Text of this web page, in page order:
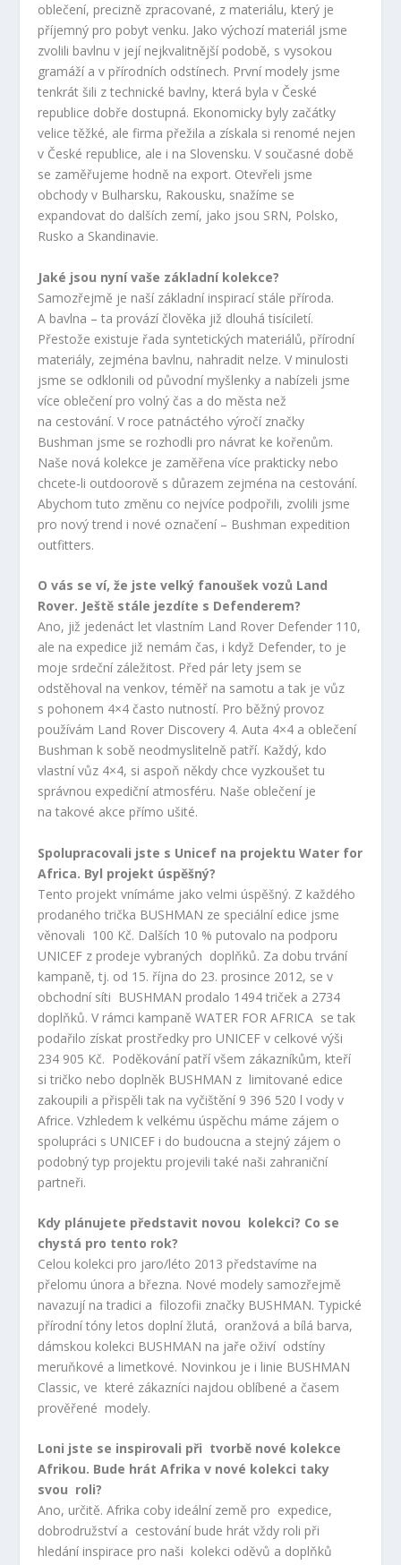
oblečení, precizně zpracované, z materiálu, který je
příjemný pro pobyt venku. Jako výchozí materiál jsme
zvolili bavlnu v její nejkvalitnější podobě, s vysokou
gramáží a v přírodních odstínech. První modely jsme
tenkrát šili z technické bavlny, která byla v České
republice dobře dostupná. Ekonomicky byly začátky
velice těžké, ale firma přežila a získala si renomé nejen
v České republice, ale i na Slovensku. V současné době
se zaměřujeme hodně na export. Otevřeli jsme
obchody v Bulharsku, Rakousku, snažíme se
expandovat do dalších zemí, jako jsou SRN, Polsko,
Rusko a Skandinavie.
Jaké jsou nyní vaše základní kolekce?
Samozřejmě je naší základní inspirací stále příroda.
A bavlna – ta provází člověka již dlouhá tisíciletí.
Přestože existuje řada syntetických materiálů, přírodní
materiály, zejména bavlnu, nahradit nelze. V minulosti
jsme se odklonili od původní myšlenky a nabízeli jsme
více oblečení pro volný čas a do města než
na cestování. V roce patnáctého výročí značky
Bushman jsme se rozhodli pro návrat ke kořenům.
Naše nová kolekce je zaměřena více prakticky nebo
chcete-li outdoorově s důrazem zejména na cestování.
Abychom tuto změnu co nejvíce podpořili, zvolili jsme
pro nový trend i nové označení – Bushman expedition
outfitters.
O vás se ví, že jste velký fanoušek vozů Land
Rover. Ještě stále jezdíte s Defenderem?
Ano, již jedenáct let vlastním Land Rover Defender 110,
ale na expedice již nemám čas, i když Defender, to je
moje srdeční záležitost. Před pár lety jsem se
odstěhoval na venkov, téměř na samotu a tak je vůz
s pohonem 4×4 často nutností. Pro běžný provoz
používám Land Rover Discovery 4. Auta 4×4 a oblečení
Bushman k sobě neodmyslitelně patří. Každý, kdo
vlastní vůz 4×4, si aspoň někdy chce vyzkoušet tu
správnou expediční atmosféru. Naše oblečení je
na takové akce přímo ušité.
Spolupracovali jste s Unicef na projektu Water for
Africa. Byl projekt úspěšný?
Tento projekt vnímáme jako velmi úspěšný. Z každého
prodaného trička BUSHMAN ze speciální edice jsme
věnovali 100 Kč. Dalších 10 % putovalo na podporu
UNICEF z prodeje vybraných doplňků. Za dobu trvání
kampaně, tj. od 15. října do 23. prosince 2012, se v
obchodní síti BUSHMAN prodalo 1494 triček a 2734
doplňků. V rámci kampaně WATER FOR AFRICA se tak
podařilo získat prostředky pro UNICEF v celkové výši
234 905 Kč. Poděkování patří všem zákazníkům, kteří
si tričko nebo doplněk BUSHMAN z limitované edice
zakoupili a přispěli tak na vyčištění 9 396 520 l vody v
Africe. Vzhledem k velkému úspěchu máme zájem o
spolupráci s UNICEF i do budoucna a stejný zájem o
podobný typ projektu projevili také naši zahraniční
partneři.
Kdy plánujete představit novou kolekci? Co se
chystá pro tento rok?
Celou kolekci pro jaro/léto 2013 představíme na
přelomu února a března. Nové modely samozřejmě
navazují na tradici a filozofii značky BUSHMAN. Typické
přírodní tóny letos doplní žlutá, oranžová a bílá barva,
dámskou kolekci BUSHMAN na jaře oživí odstíny
meruňkové a limetkové. Novinkou je i linie BUSHMAN
Classic, ve které zákazníci najdou oblíbené a časem
prověřené modely.
Loni jste se inspirovali při tvorbě nové kolekce
Afrikou. Bude hrát Afrika v nové kolekci taky
svou roli?
Ano, určitě. Afrika coby ideální země pro expedice,
dobrodružství a cestování bude hrát vždy roli při
hledání inspirace pro naši kolekci oděvů a doplňků